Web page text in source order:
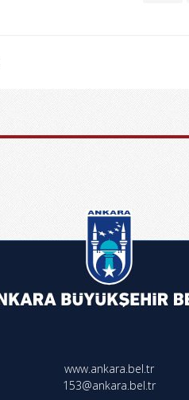
www.ankara.bel.tr
153@ankara.bel.tr